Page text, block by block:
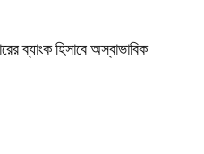
ব্যাংক হিসাবে অস্বাভাবিক